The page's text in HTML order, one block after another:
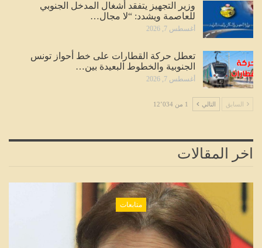
وزير التجهيز يتفقد أشغال المدخل الجنوبي
للعاصمة ويشدد: “لا مجال…
أغسطس 7, 2026
تعطل حركة القطارات على خط أحواز تونس
الجنوبية والخطوط البعيدة بين…
أغسطس 7, 2026
السابق التالي 1 من 12٬034
اخر المقالات
متابعات